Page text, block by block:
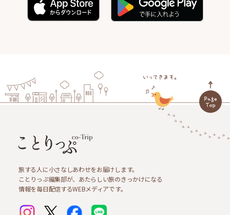
旅する人に小さなしあわせをお届けします。
ことりっぷ編集部が、あたらしい旅のきっかけになる
情報を毎日配信するWEBメディアです。